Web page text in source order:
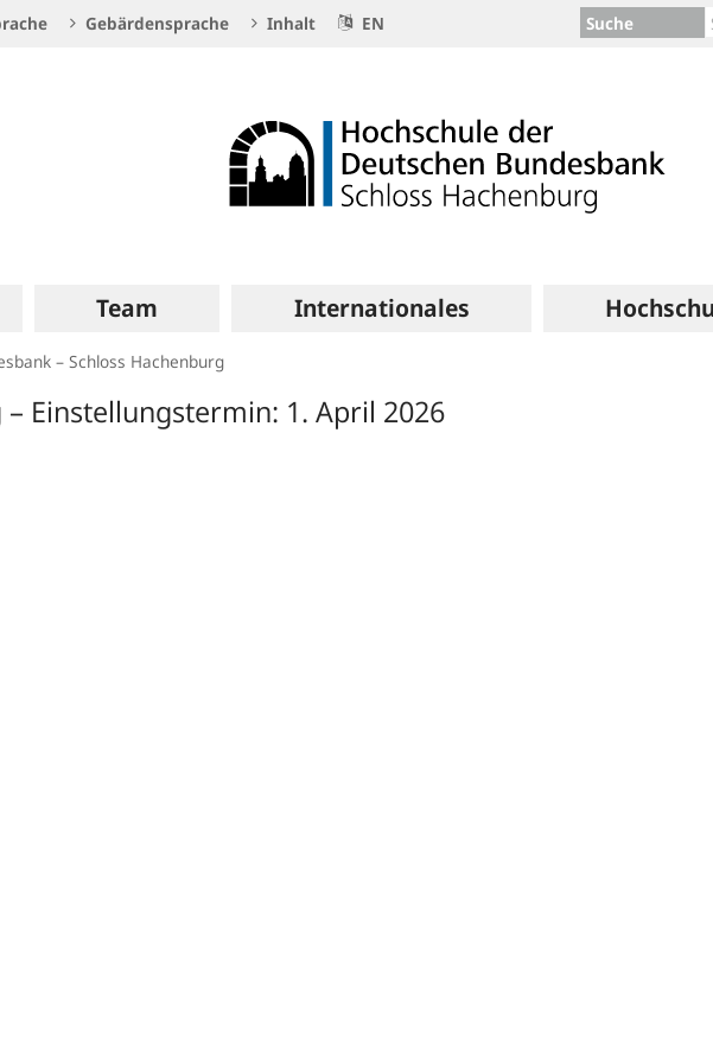
Gebärdensprache Inhalt EN Suche
Team Internationales
– Schloss Hachenburg
Einstellungstermin: 1. April 2026